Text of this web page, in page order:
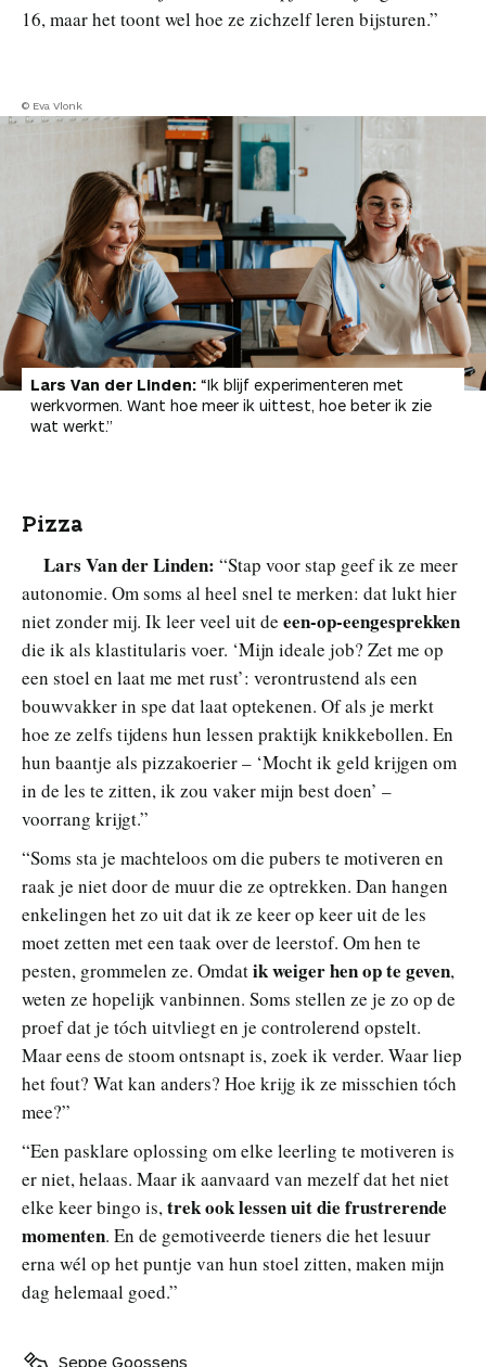
16, maar het toont wel hoe ze zichzelf leren bijsturen.”
© Eva Vlonk
Lars Van der Linden: “Ik blijf experimenteren met
werkvormen. Want hoe meer ik uittest, hoe beter ik zie
wat werkt.”
Pizza
Lars Van der Linden: “Stap voor stap geef ik ze meer
autonomie. Om soms al heel snel te merken: dat lukt hier
niet zonder mij. Ik leer veel uit de een-op-eengesprekken
die ik als klastitularis voer. ‘Mijn ideale job? Zet me op
een stoel en laat me met rust’: verontrustend als een
bouwvakker in spe dat laat optekenen. Of als je merkt
hoe ze zelfs tijdens hun lessen praktijk knikkebollen. En
hun baantje als pizzakoerier – ‘Mocht ik geld krijgen om
in de les te zitten, ik zou vaker mijn best doen’ –
voorrang krijgt.”
“Soms sta je machteloos om die pubers te motiveren en
raak je niet door de muur die ze optrekken. Dan hangen
enkelingen het zo uit dat ik ze keer op keer uit de les
moet zetten met een taak over de leerstof. Om hen te
pesten, grommelen ze. Omdatik weiger hen op te geven,
weten ze hopelijk vanbinnen. Soms stellen ze je zo op de
proef dat je tóch uitvliegt en je controlerend opstelt.
Maar eens de stoom ontsnapt is, zoek ik verder. Waar liep
het fout? Wat kan anders? Hoe krijg ik ze misschien tóch
mee?”
“Een pasklare oplossing om elke leerling te motiveren is
er niet, helaas. Maar ik aanvaard van mezelf dat het niet
elke keer bingo is,trek ook lessen uit die frustrerende
momenten. En de gemotiveerde tieners die het lesuur
erna wél op het puntje van hun stoel zitten, maken mijn
dag helemaal goed.”
Seppe Goossens